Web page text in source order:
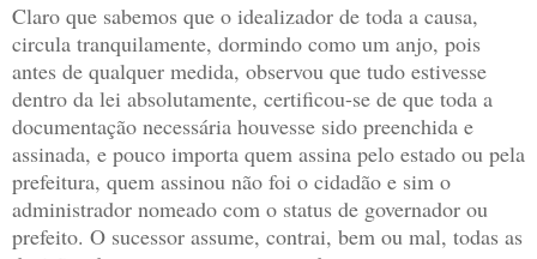
Claro que sabemos que o idealizador de toda a causa,
circula tranquilamente, dormindo como um anjo, pois
antes de qualquer medida, observou que tudo estivesse
dentro da lei absolutamente, certificou-se de que toda a
documentação necessária houvesse sido preenchida e
assinada, e pouco importa quem assina pelo estado ou pela
prefeitura, quem assinou não foi o cidadão e sim o
administrador nomeado com o status de governador ou
prefeito. O sucessor assume, contrai, bem ou mal, todas as